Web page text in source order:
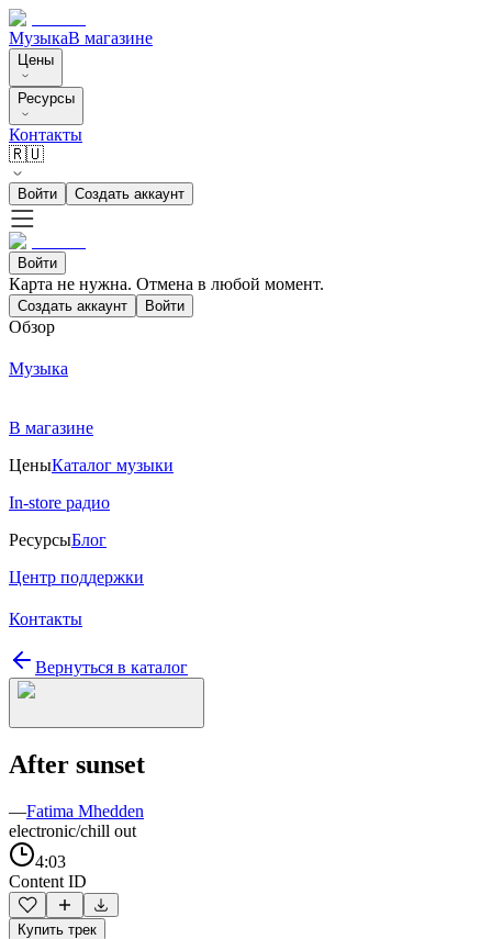
МузыкаВ магазине
Цены
Ресурсы
Контакты
🇷🇺
Войти Создать аккаунт
Войти
Карта не нужна. Отмена в любой момент.
Создать аккаунт Войти
Обзор
Музыка
В магазине
ЦеныКаталог музыки
In-store радио
РесурсыБлог
Центр поддержки
Контакты
Вернуться в каталог
After sunset
—Fatima Mhedden
electronic/chill out
4:03
Content ID
Купить трек